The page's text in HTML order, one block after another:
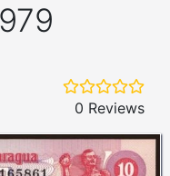
0 Reviews